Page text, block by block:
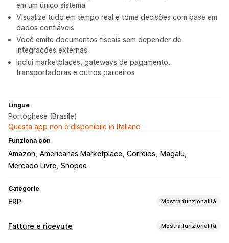
em um único sistema
Visualize tudo em tempo real e tome decisões com base em
dados confiáveis
Você emite documentos fiscais sem depender de
integrações externas
Inclui marketplaces, gateways de pagamento,
transportadoras e outros parceiros
Lingue
Portoghese (Brasile)
Questa app non è disponibile in Italiano
Funziona con
Amazon Americanas Marketplace Correios
Magalu
Mercado Livre Shopee
Categorie
ERP Mostra funzionalità
Elaborazione degli ordini
Fatture e ricevute Mostra funzionalità